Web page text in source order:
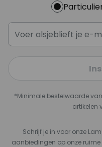
*Minimale bestelwaarde
artikelen
Schrijf je in voor onze
aanbiedingen op onze ruime